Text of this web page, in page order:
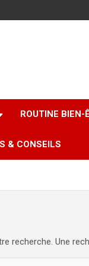
ROUTINE BIEN-
& CONSEILS
recherche. Une